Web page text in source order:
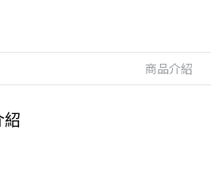
商品介紹
紹